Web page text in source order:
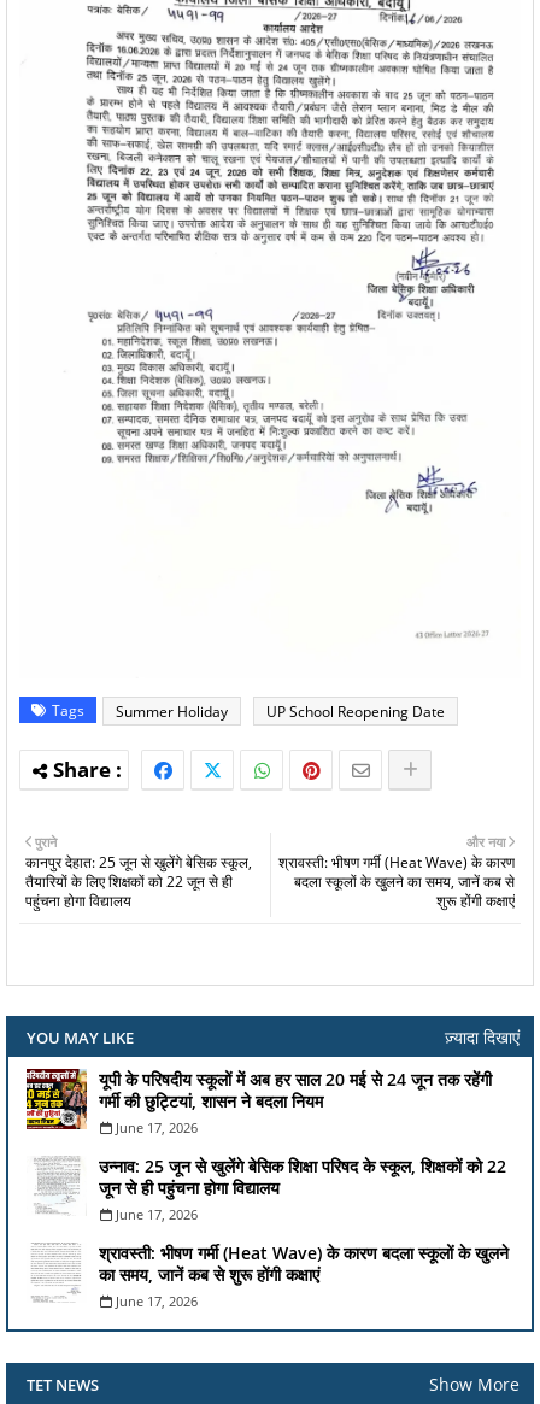
Tags Summer Holiday UP School Reopening Date
और नया
श्रावस्ती: भीषण गर्मी (Heat Wave) के कारण
बदला स्कूलों के खुलने का समय, जानें कब से
शुरू होंगी कक्षाएं
पुराने
कानपुर देहात: 25 जून से खुलेंगे बेसिक स्कूल,
तैयारियों के लिए शिक्षकों को 22 जून से ही
पहुंचना होगा विद्यालय
YOU MAY LIKE
ज़्यादा दिखाएं
यूपी के परिषदीय स्कूलों में अब हर साल 20 मई से 24 जून तक रहेंगी
गर्मी की छुट्टियां, शासन ने बदला नियम
June 17, 2026
उन्नाव: 25 जून से खुलेंगे बेसिक शिक्षा परिषद के स्कूल, शिक्षकों को 22
जून से ही पहुंचना होगा विद्यालय
June 17, 2026
श्रावस्ती: भीषण गर्मी (Heat Wave) के कारण बदला स्कूलों के खुलने
का समय, जानें कब से शुरू होंगी कक्षाएं
June 17, 2026
TET NEWS Show More